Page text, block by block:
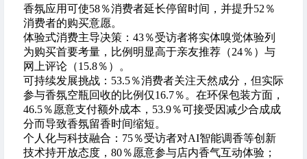
香氛应用可使58％消费者延长停留时间，并提升52％
消费者的购买意愿。
体验式消费主导决策：43％受访者将实体嗅觉体验列
为购买首要考量，比例明显高于亲友推荐（24％）与
网上评论（15.8％）。
可持续发展挑战：53.5％消费者关注天然成分，但实际
参与香氛空瓶回收的比例仅16.7％。在环保包装方面，
46.5％愿意支付额外成本，53.9％可接受因减少合成成
分而导致香氛留香时间缩短。
个人化与科技融合：75％受访者对AI智能调香等创新
技术持开放态度，80％愿意参与店内香气互动体验；